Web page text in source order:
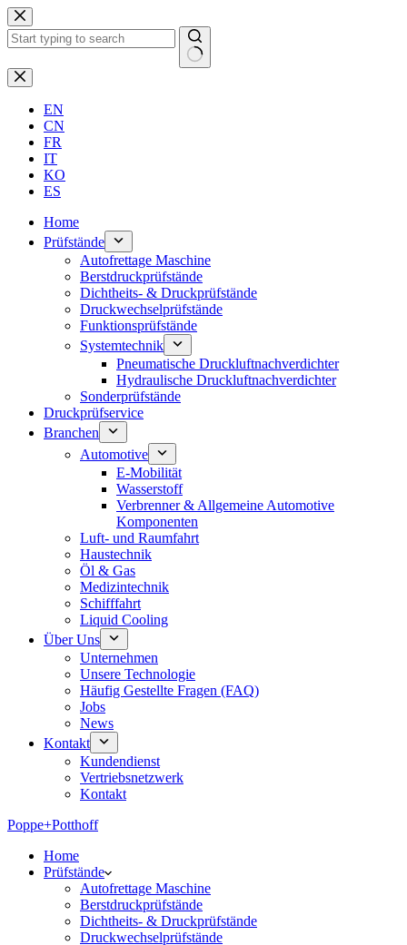
Zum
Inhalt
springen
Keine
Ergebnisse
EN
CN
FR
IT
KO
ES
Home
Prüfstände
Autofrettage Maschine
Berstdruckprüfstände
Dichtheits- & Druckprüfstände
Druckwechselprüfstände
Funktionsprüfstände
Systemtechnik
Pneumatische Druckluftnachverdichter
Hydraulische Druckluftnachverdichter
Sonderprüfstände
Druckprüfservice
Branchen
Automotive
E-Mobilität
Wasserstoff
Verbrenner & Allgemeine Automotive
Komponenten
Luft- und Raumfahrt
Haustechnik
Öl & Gas
Medizintechnik
Schifffahrt
Liquid Cooling
Über Uns
Unternehmen
Unsere Technologie
Häufig Gestellte Fragen (FAQ)
Jobs
News
Kontakt
Kundendienst
Vertriebsnetzwerk
Kontakt
Poppe+Potthoff
Home
Prüfstände
Autofrettage Maschine
Berstdruckprüfstände
Dichtheits- & Druckprüfstände
Druckwechselprüfstände